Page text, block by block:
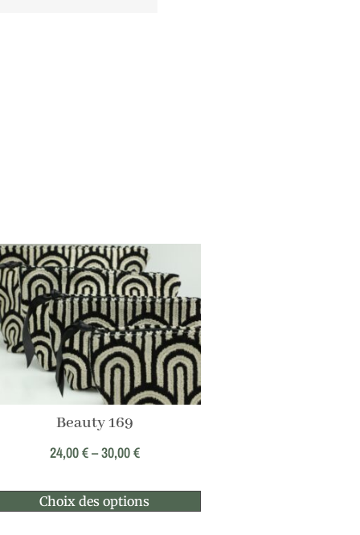
Beauty 169
24,00€–30,00€
Choix des options